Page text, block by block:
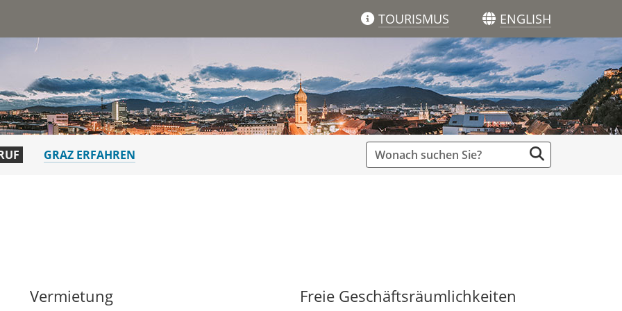
TOURISMUS ENGLISH
GRAZ ERFAHREN
Vermietung Freie Geschäftsräumlichkeiten